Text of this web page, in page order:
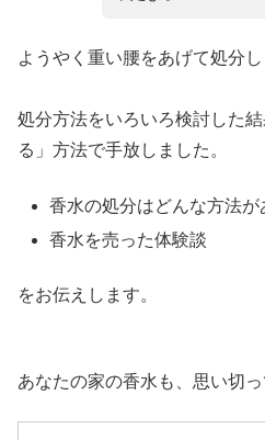
ようやく重い腰をあげて処分し
処分方法をいろいろ検討した
る」方法で手放しました。
香水の処分はどんな方法が
香水を売った体験談
をお伝えします。
あなたの家の香水も、思い切っ